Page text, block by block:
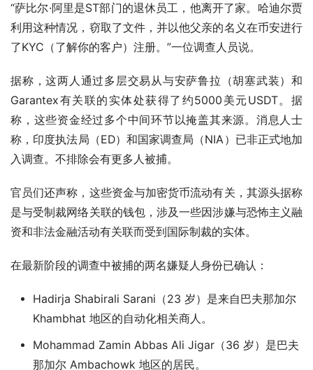
“萨比尔·阿里是ST部门的退休员工，他离开了家。哈迪尔贾
利用这种情况，窃取了文件，并以他父亲的名义在币安进行
了KYC（了解你的客户）注册。”一位调查人员说。
据称，这两人通过多层交易从与安萨鲁拉（胡塞武装）和
Garantex有关联的实体处获得了约5000美元USDT。据
称，这些资金经过多个中间环节以掩盖其来源。消息人士
称，印度执法局（ED）和国家调查局（NIA）已非正式地加
入调查。不排除会有更多人被捕。
官员们还声称，这些资金与加密货币流动有关，其源头据称
是与受制裁网络关联的钱包，涉及一些因涉嫌与恐怖主义融
资和非法金融活动有关联而受到国际制裁的实体。
在最新阶段的调查中被捕的两名嫌疑人身份已确认：
Hadirja Shabirali Sarani（23 岁）是来自巴夫那加尔
Khambhat 地区的自动化相关商人。
Mohammad Zamin Abbas Ali Jigar（36 岁）是巴夫
那加尔 Ambachowk 地区的居民。